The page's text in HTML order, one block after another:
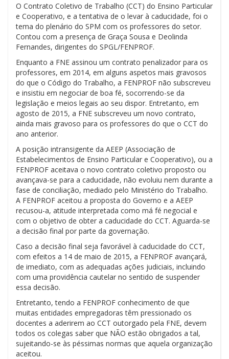
O Contrato Coletivo de Trabalho (CCT) do Ensino Particular
e Cooperativo, e a tentativa de o levar à caducidade, foi o
tema do plenário do SPM com os professores do setor.
Contou com a presença de Graça Sousa e Deolinda
Fernandes, dirigentes do SPGL/FENPROF.
Enquanto a FNE assinou um contrato penalizador para os
professores, em 2014, em alguns aspetos mais gravosos
do que o Código do Trabalho, a FENPROF não subscreveu
e insistiu em negociar de boa fé, socorrendo-se da
legislação e meios legais ao seu dispor. Entretanto, em
agosto de 2015, a FNE subscreveu um novo contrato,
ainda mais gravoso para os professores do que o CCT do
ano anterior.
A posição intransigente da AEEP (Associação de
Estabelecimentos de Ensino Particular e Cooperativo), ou a
FENPROF aceitava o novo contrato coletivo proposto ou
avançava-se para a caducidade, não evoluiu nem durante a
fase de conciliação, mediado pelo Ministério do Trabalho.
A FENPROF aceitou a proposta do Governo e a AEEP
recusou-a, atitude interpretada como má fé negocial e
com o objetivo de obter a caducidade do CCT. Aguarda-se
a decisão final por parte da governação.
Caso a decisão final seja favorável à caducidade do CCT,
com efeitos a 14 de maio de 2015, a FENPROF avançará,
de imediato, com as adequadas ações judiciais, incluindo
com uma providência cautelar no sentido de suspender
essa decisão.
Entretanto, tendo a FENPROF conhecimento de que
muitas entidades empregadoras têm pressionado os
docentes a aderirem ao CCT outorgado pela FNE, devem
todos os colegas saber que NÃO estão obrigados a tal,
sujeitando-se às péssimas normas que aquela organização
aceitou.